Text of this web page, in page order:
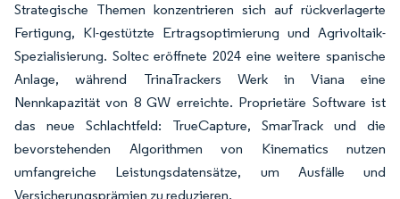
Strategische Themen konzentrieren sich auf rückverlagerte
Fertigung, KI-gestützte Ertragsoptimierung und Agrivoltaik-
Spezialisierung. Soltec eröffnete 2024 eine weitere spanische
Anlage, während TrinaTrackers Werk in Viana eine
Nennkapazität von 8 GW erreichte. Proprietäre Software ist
das neue Schlachtfeld: TrueCapture, SmarTrack und die
bevorstehenden Algorithmen von Kinematics nutzen
umfangreiche Leistungsdatensätze, um Ausfälle und
Versicherungsprämien zu reduzieren.